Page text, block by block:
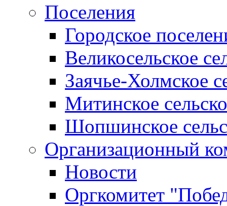
Поселения
Городское
Великосельское
Заячье-Холмское
Митинское
Шопшинское
Организационный
Новости
Оргкомитет